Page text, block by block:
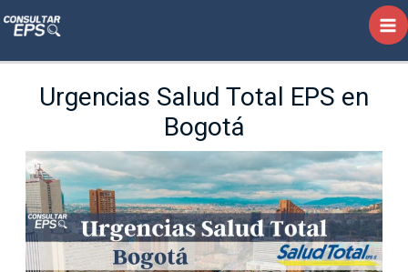
Ir
contenido
Urgencias Salud Total EPS en
Bogotá